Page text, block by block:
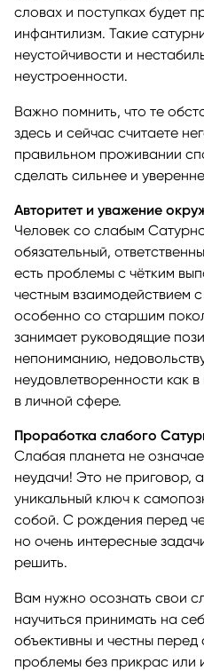
словах и поступках будет
инфантилизм. Такие
неустойчивости и
неустроенности.
Важно помнить, что те
здесь и сейчас считаете
правильном проживании
сделать сильнее и
Авторитет и уважение
Человек со слабым
обязательный,
есть проблемы с чётким
честным взаимодействием
особенно со старшим
занимает руководящие
непониманию,
неудовлетворенности как
в личной сфере.
Проработка слабого
Слабая планета не
неудачи! Это не приговор,
уникальный ключ к
собой. С рождения перед
но очень интересные
решить.
Вам нужно осознать свои
научиться принимать на
объективны и честны
проблемы без прикрас или